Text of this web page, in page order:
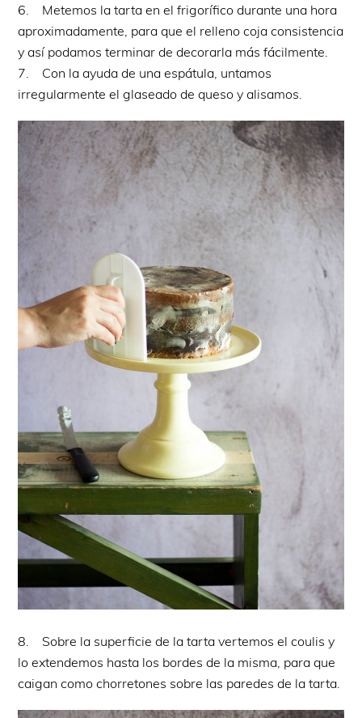
6. Metemos la tarta en el frigorífico durante una hora
aproximadamente, para que el relleno coja consistencia
y así podamos terminar de decorarla más fácilmente.
7. Con la ayuda de una espátula, untamos
irregularmente el glaseado de queso y alisamos.
8. Sobre la superficie de la tarta vertemos el coulis y
lo extendemos hasta los bordes de la misma, para que
caigan como chorretones sobre las paredes de la tarta.